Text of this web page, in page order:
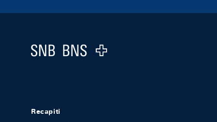
Logo
Recapiti